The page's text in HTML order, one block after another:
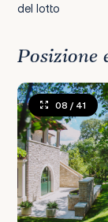
del lotto
Posizione
08 / 41